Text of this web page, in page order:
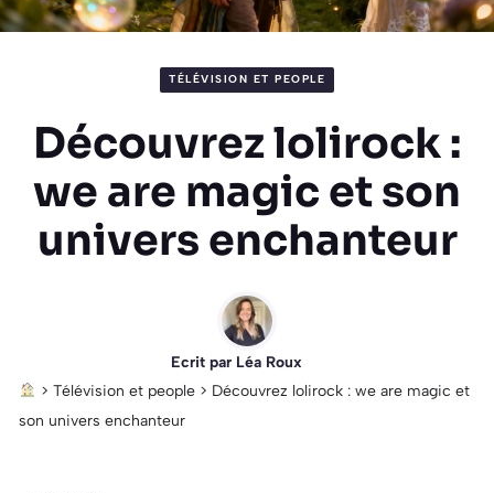
TÉLÉVISION ET PEOPLE
Découvrez lolirock :
we are magic et son
univers enchanteur
Ecrit par Léa Roux
> Télévision et people> Découvrez lolirock : we are magic et
son univers enchanteur